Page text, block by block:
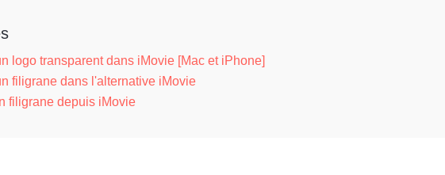
logo transparent dans iMovie [Mac et iPhone]
filigrane dans l'alternative iMovie
filigrane depuis iMovie